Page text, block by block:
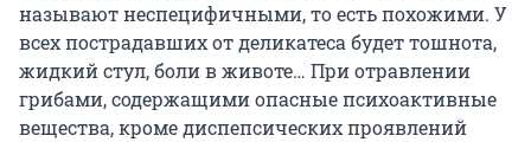
называют неспецифичными, то есть похожими. У
всех пострадавших от деликатеса будет тошнота,
жидкий стул, боли в животе… При отравлении
грибами, содержащими опасные психоактивные
вещества, кроме диспепсических проявлений